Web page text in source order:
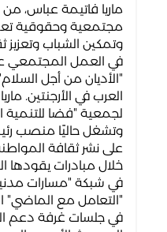
ماريا فاتيمة عباس،
مجتمعية وحقوقية
وتمكين الشباب وتعزيز
"الأديان من أجل
العرب في الأرجنتين.
لجمعية "فضا
وتشغل حاليًا منصب
على نشر ثقافة
خلال مبادرات
في شبكة "مسارات
"التعامل مع الماضي"
في جلسات غرفة دعم